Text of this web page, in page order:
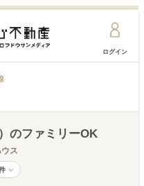
ログイン
のファミリーOK
ス